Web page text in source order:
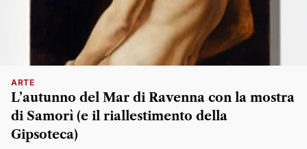
ARTE
L’autunno del Mar di Ravenna con la mostra
di Samorì (e il riallestimento della
Gipsoteca)